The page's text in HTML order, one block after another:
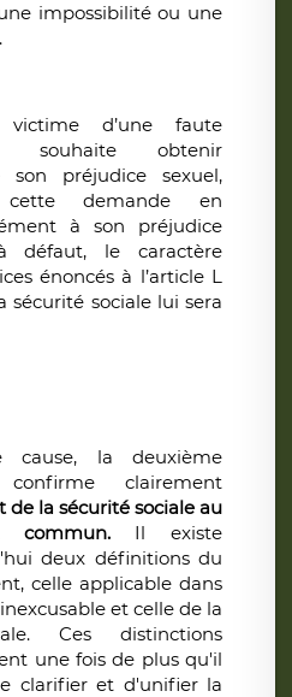
impossibilité ou une
d’une faute
souhaite obtenir
son préjudice sexuel,
demande en
à son préjudice
défaut, le caractère
énoncés à l’article L
sécurité sociale lui sera
la deuxième
clairement
de la sécurité sociale au
commun. Il existe
deux définitions du
celle applicable dans
et celle de la
Ces distinctions
une fois de plus qu'il
clarifier et d'unifier la